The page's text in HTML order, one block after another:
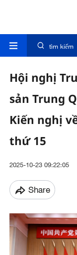
tìm kiếm
Hội nghị
sản Trung
Kiến nghị
thứ 15
2025-10-23 09:22:05
Share